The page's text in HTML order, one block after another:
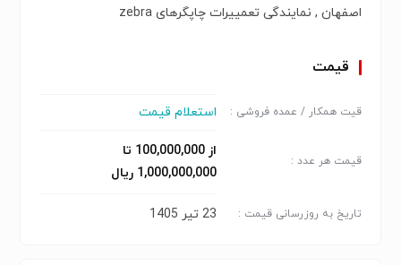
اصفهان , نمایندگی تعمییرات چاپگرهای zebra
قیمت
قیت همکار / عمده فروشی : استعلام قیمت
قیمت هر عدد :
از 100,000,000 تا
1,000,000,000 ریال
تاریخ به روزرسانی قیمت : 23 تیر 1405